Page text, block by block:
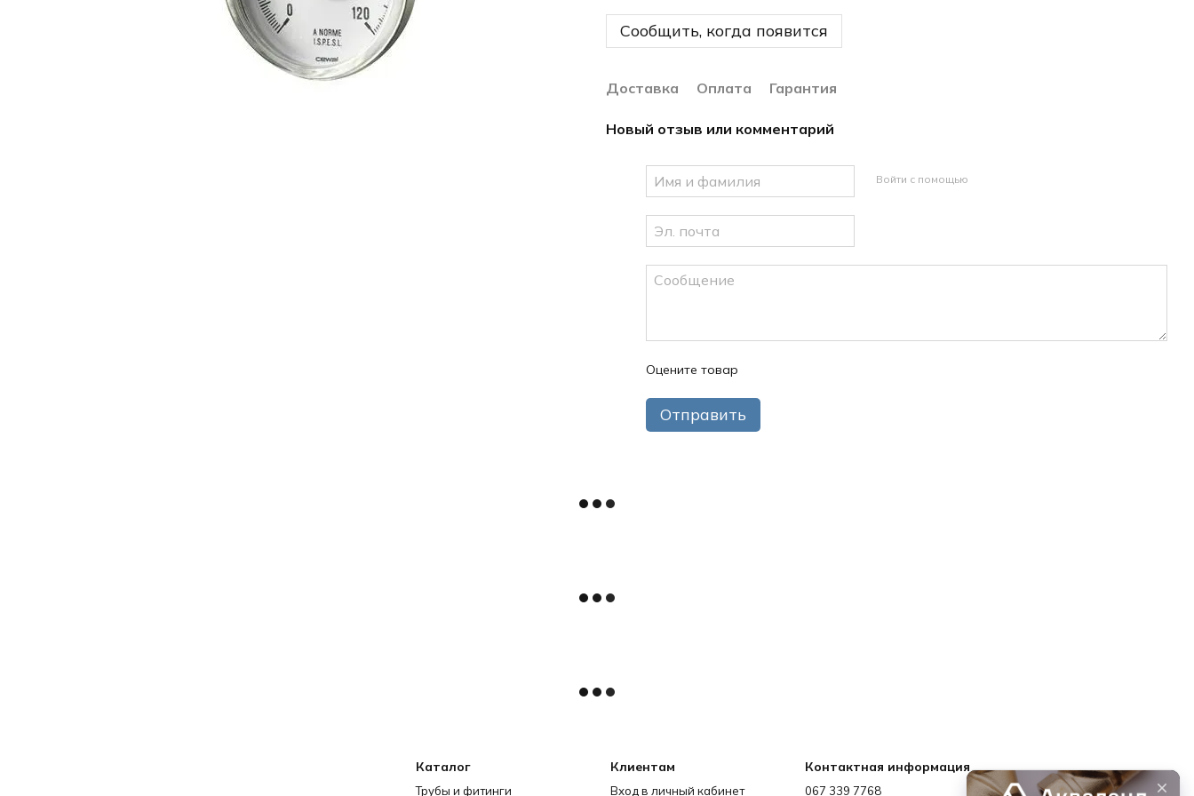
Сообщить, когда появится
Доставка Оплата Гарантия
Новый отзыв или комментарий
Войти с помощью
Оцените товар
Отправить
Каталог
Трубы и фитинги
Клиентам
Вход в личный кабинет
Контактная информация
067 339 7768 067 339 7768